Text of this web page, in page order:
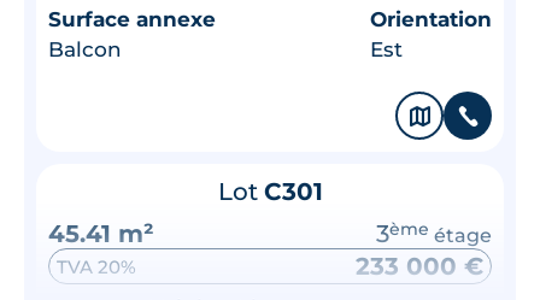
Surface annexe
Balcon
Orientation
Est
🗞 📞
Lot C301
45.41 m²
3ème étage
TVA 20% 233 000 €